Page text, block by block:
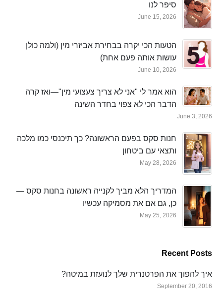
סיפר לנו
June 15, 2026
הטעות הכי יקרה בבחירת אביזרי מין (ולמה כולן
עושות אותה פעם אחת)
June 10, 2026
הוא אמר לי "אני לא צריך צעצועי מין"—ואז קרה
הדבר הכי לא צפוי בחדר השינה
June 3, 2026
חנות סקס בפעם הראשונה? כך תיכנסי כמו מלכה
ותצאי עם ביטחון
May 28, 2026
המדריך הלא מביך לקנייה ראשונה בחנות סקס —
כן, גם אם את מסמיקה עכשיו
May 25, 2026
Recent Posts
איך להפוך את הפרטנרית שלך לנועזת במיטה?
September 20, 2016